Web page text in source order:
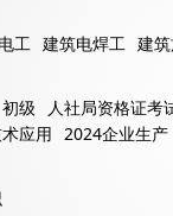
工 建筑电焊工 建
级
人社局资格证考
应用 2024企业生